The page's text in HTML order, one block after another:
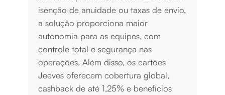
isenção de anuidade ou taxas de envio,
a solução proporciona maior
autonomia para as equipes, com
controle total e segurança nas
operações. Além disso, os cartões
Jeeves oferecem cobertura global,
cashback de até 1,25% e benefícios